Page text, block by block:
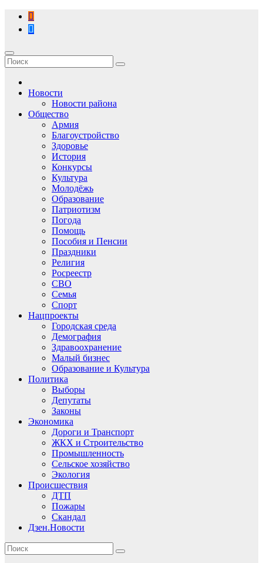
Перейти
содержимому
Новости
Новости района
Общество
Армия
Благоустройство
Здоровье
История
Конкурсы
Культура
Молодёжь
Образование
Патриотизм
Погода
Помощь
Пособия и Пенсии
Праздники
Религия
Росреестр
СВО
Семья
Спорт
Нацпроекты
Городская среда
Демография
Здравоохранение
Малый бизнес
Образование и Культура
Политика
Выборы
Депутаты
Законы
Экономика
Дороги и Транспорт
ЖКХ и Строительство
Промышленность
Сельское хозяйство
Экология
Происшествия
ДТП
Пожары
Скандал
Дзен.Новости